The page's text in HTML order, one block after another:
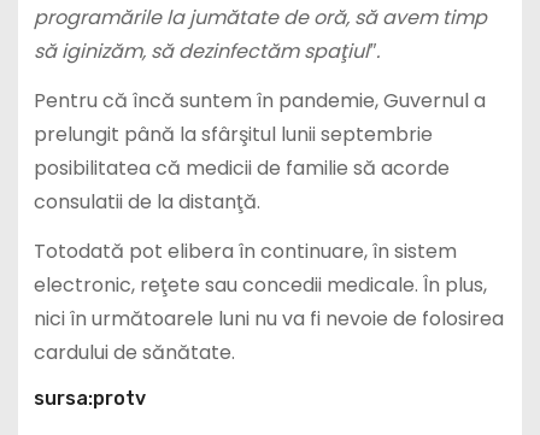
programările la jumătate de oră, să avem timp
să iginizăm, să dezinfectăm spaţiul″⁣.
Pentru că încă suntem în pandemie, Guvernul a
prelungit până la sfârşitul lunii septembrie
posibilitatea că medicii de familie să acorde
consulatii de la distanţă.
Totodată pot elibera în continuare, în sistem
electronic, reţete sau concedii medicale. În plus,
nici în următoarele luni nu va fi nevoie de folosirea
cardului de sănătate.
sursa:protv